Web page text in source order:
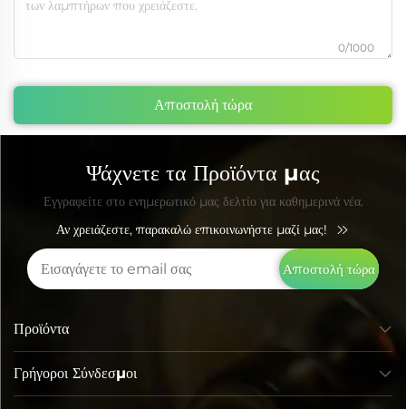
0/1000
Αποστολή τώρα
Ψάχνετε τα Προϊόντα μας
Εγγραφείτε στο ενημερωτικό μας δελτίο για καθημερινά νέα.
Αν χρειάζεστε, παρακαλώ επικοινωνήστε μαζί μας!
Αποστολή τώρα
Γρήγοροι Σύνδεσμοι
Προϊόντα